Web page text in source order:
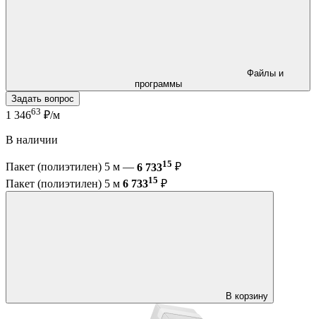
программы
Задать вопрос
1 34663 ₽/м
В наличии
Пакет (полиэтилен) 5 м — 6 73315 ₽
Пакет (полиэтилен) 5 м 6 73315 ₽
В корзину